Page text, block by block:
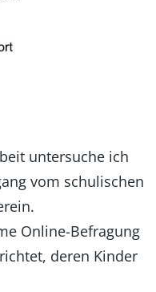
untersuche ich
vom schulischen
Online-Befragung
deren Kinder